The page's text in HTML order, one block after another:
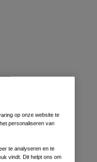
op onze website te
personaliseren van
te analyseren en te
vindt. Dit helpt ons om